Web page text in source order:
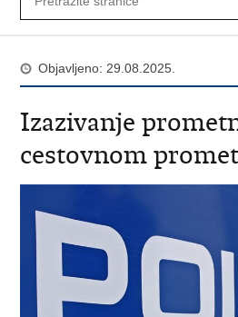
Objavljeno: 29.08.2025.
Izazivanje
cestovnom